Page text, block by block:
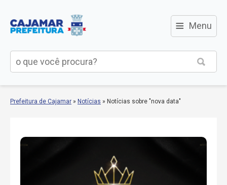
≡ Menu
Prefeitura de Cajamar » Notícias » Notícias sobre "nova data"